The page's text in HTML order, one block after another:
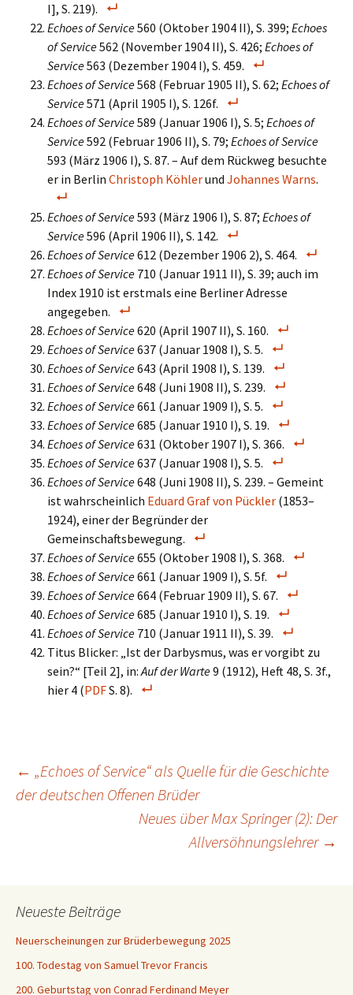
I], S. 219).
Echoes of Service560 (Oktober 1904 II), S. 399; Echoes
of Service562 (November 1904 II), S. 426; Echoes of
Service563 (Dezember 1904 I), S. 459.
Echoes of Service568 (Februar 1905 II), S. 62; Echoes of
Service571 (April 1905 I), S. 126f.
Echoes of Service589 (Januar 1906 I), S. 5; Echoes of
Service592 (Februar 1906 II), S. 79; Echoes of Service
593 (März 1906 I), S. 87. – Auf dem Rückweg besuchte
er in Berlin Christoph Köhlerund Johannes Warns.
Echoes of Service593 (März 1906 I), S. 87; Echoes of
Service596 (April 1906 II), S. 142.
Echoes of Service612 (Dezember 1906 2), S. 464.
Echoes of Service 710 (Januar 1911 II), S. 39; auch im
Index 1910 ist erstmals eine Berliner Adresse
angegeben.
Echoes of Service620 (April 1907 II), S. 160.
Echoes of Service637 (Januar 1908 I), S. 5.
Echoes of Service643 (April 1908 I), S. 139.
Echoes of Service648 (Juni 1908 II), S. 239.
Echoes of Service661 (Januar 1909 I), S. 5.
Echoes of Service685 (Januar 1910 I), S. 19.
Echoes of Service631 (Oktober 1907 I), S. 366.
Echoes of Service637 (Januar 1908 I), S. 5.
Echoes of Service648 (Juni 1908 II), S. 239. – Gemeint
ist wahrscheinlich Eduard Graf von Pückler (1853–
1924), einer der Begründer der
Gemeinschaftsbewegung.
Echoes of Service655 (Oktober 1908 I), S. 368.
Echoes of Service661 (Januar 1909 I), S. 5f.
Echoes of Service664 (Februar 1909 II), S. 67.
Echoes of Service685 (Januar 1910 I), S. 19.
Echoes of Service 710 (Januar 1911 II), S. 39.
Titus Blicker: „Ist der Darbysmus, was er vorgibt zu
sein?“ [Teil 2], in:Auf der Warte9 (1912), Heft 48, S. 3f.,
hier 4 (PDFS. 8).
Beitragsnavigation
← „Echoes of Service“ als Quelle für die Geschichte
der deutschen Offenen Brüder
Neues über Max Springer (2): Der
Allversöhnungslehrer →
Neueste Beiträge
Neuerscheinungen zur Brüderbewegung 2025
100. Todestag von Samuel Trevor Francis
200. Geburtstag von Conrad Ferdinand Meyer